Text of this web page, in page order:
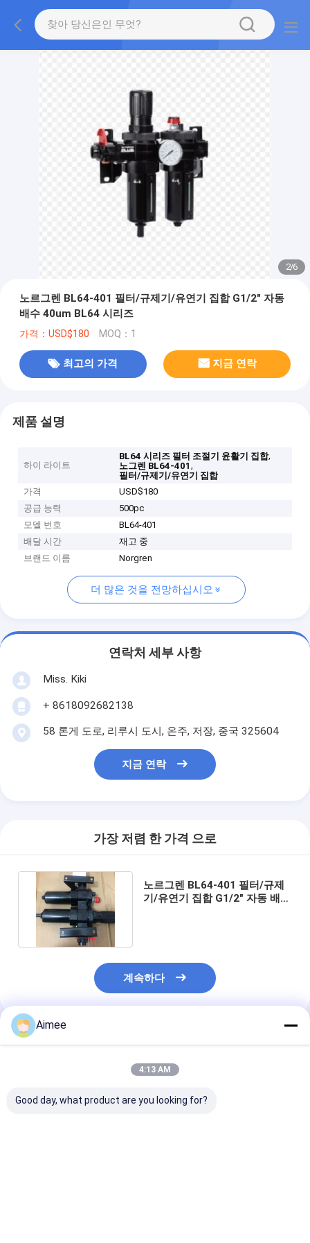
2/6
노르그렌 BL64-401 필터/규제기/유연기 집합 G1/2" 자동
배수 40um BL64 시리즈
가격：USD$180 MOQ：1
최고의 가격 지금 연락
제품 설명
하이 라이트
BL64 시리즈 필터 조절기 윤활기 집합,
노그렌 BL64-401,
필터/규제기/유연기 집합
가격
USD$180
공급 능력
500pc
모델 번호
BL64-401
배달 시간
재고 중
브랜드 이름
Norgren
더 많은 것을 전망하십시오
연락처 세부 사항
Miss. Kiki
+ 8618092682138
58 론게 도로, 리루시 도시, 온주, 저장, 중국 325604
지금 연락
가장 저렴 한 가격 으로
노르그렌 BL64-401 필터/규제
기/유연기 집합 G1/2" 자동 배수
계속하다
추천된 제품
Aimee
4:13 AM
Good day, what product are you looking for?